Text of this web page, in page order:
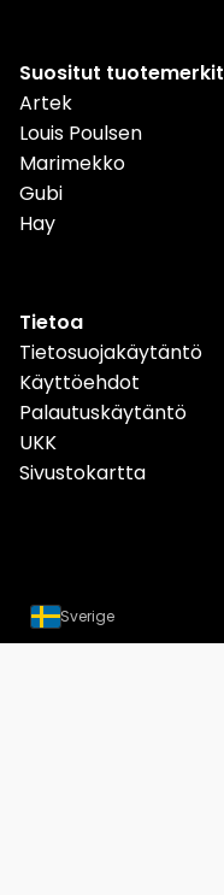
Suositut tuotemerkit
Artek
Louis Poulsen
Marimekko
Gubi
Hay
Tietoa
Tietosuojakäytäntö
Käyttöehdot
Palautuskäytäntö
UKK
Sivustokartta
Sverige